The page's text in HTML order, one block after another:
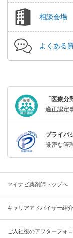
相談会場
よくある
「医療分
適正認定
プライバ
厳密な管
マイナビ薬剤師トップへ
キャリアアドバイザー紹介
ご入社後のアフターフォ